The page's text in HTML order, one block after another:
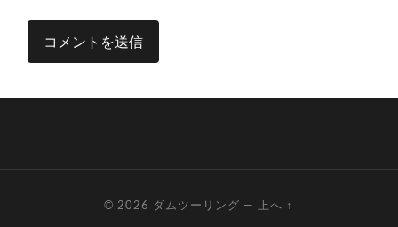
© 2026 ダムツーリング — 上へ ↑